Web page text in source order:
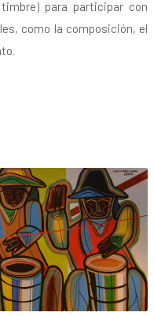
para participar con
como la composición, el